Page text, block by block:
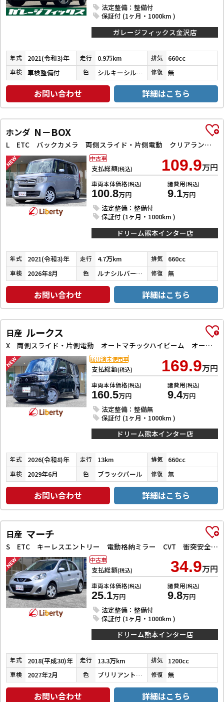
法定整備：整備付
保証付 (1ヶ月・1000km )
ガレージフィックス金沢店
年式 2021(令和3)年 走行 0.9万km 排気 660cc
車検 車検整備付 色 シルキーシルバーメタリック 修復 無
お問い合わせ 詳細はこちら
ホンダ N－BOX
L ETC バックカメラ 両側スライド・片側電動 クリアランスソナー オートクルーズコントロール レーンアシスト 衝突被害軽減システム オートライト スマートキー アイドリングストップ 電動格納ミラー
支払総額(税込) 109.9万円
車両本体価格(税込)
100.8万円
諸費用(税込)
9.1万円
法定整備：整備付
保証付 (1ヶ月・1000km )
中古車
ドリーム熊本インター店
年式 2021(令和3)年 走行 4.7万km 排気 660cc
車検 2026年8月 色 ルナシルバーメタリック 修復 無
お問い合わせ 詳細はこちら
日産 ルークス
X 両側スライド・片側電動 オートマチックハイビーム オートライト スマートキー アイドリングストップ 電動格納ミラー ベンチシート CVT USB エアコン パワーステアリング パワーウィンドウ
支払総額(税込) 169.9万円
車両本体価格(税込)
160.5万円
諸費用(税込)
9.4万円
法定整備：整備無
保証付 (1ヶ月・1000km )
届出済未使用車
ドリーム熊本インター店
年式 2026(令和8)年 走行 13km 排気 660cc
車検 2029年6月 色 ブラックパール 修復 無
お問い合わせ 詳細はこちら
日産 マーチ
S ETC キーレスエントリー 電動格納ミラー CVT 衝突安全ボディ ABS ESC エアコン パワーステアリング パワーウィンドウ
支払総額(税込) 34.9万円
車両本体価格(税込)
25.1万円
諸費用(税込)
9.8万円
法定整備：整備付
保証付 (1ヶ月・1000km )
中古車
ドリーム熊本インター店
年式 2018(平成30)年 走行 13.3万km 排気 1200cc
車検 2027年2月 色 ブリリアントシルバー 修復 無
お問い合わせ 詳細はこちら